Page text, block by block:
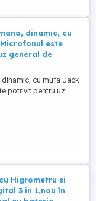
dinamic, cu
este
general de
cu mufa Jack
potrivit pentru uz
avand un model
datorita
care este
si este prevazut cu
situat pe maner.
Higrometru si
3 in 1,nou în